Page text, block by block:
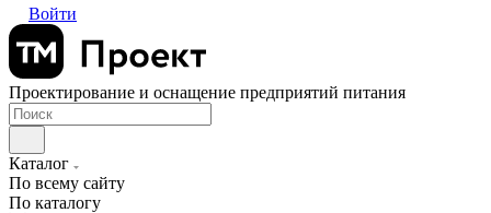
Войти
Проектирование и оснащение предприятий питания
Каталог
По всему сайту
По каталогу